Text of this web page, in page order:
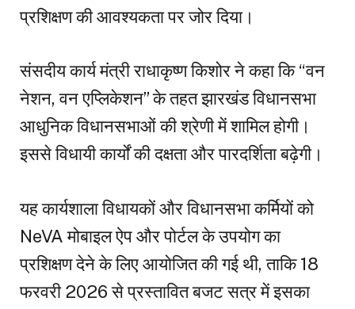
प्रशिक्षण की आवश्यकता पर जोर दिया।
संसदीय कार्य मंत्री राधाकृष्ण किशोर ने कहा कि “वन
नेशन, वन एप्लिकेशन” के तहत झारखंड विधानसभा
आधुनिक विधानसभाओं की श्रेणी में शामिल होगी।
इससे विधायी कार्यों की दक्षता और पारदर्शिता बढ़ेगी।
यह कार्यशाला विधायकों और विधानसभा कर्मियों को
NeVA मोबाइल ऐप और पोर्टल के उपयोग का
प्रशिक्षण देने के लिए आयोजित की गई थी, ताकि 18
फरवरी 2026 से प्रस्तावित बजट सत्र में इसका